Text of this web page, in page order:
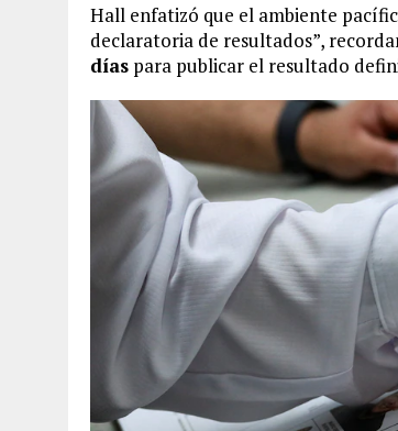
Hall enfatizó que el ambiente
declaratoria de resultados”,
días para publicar el resultado